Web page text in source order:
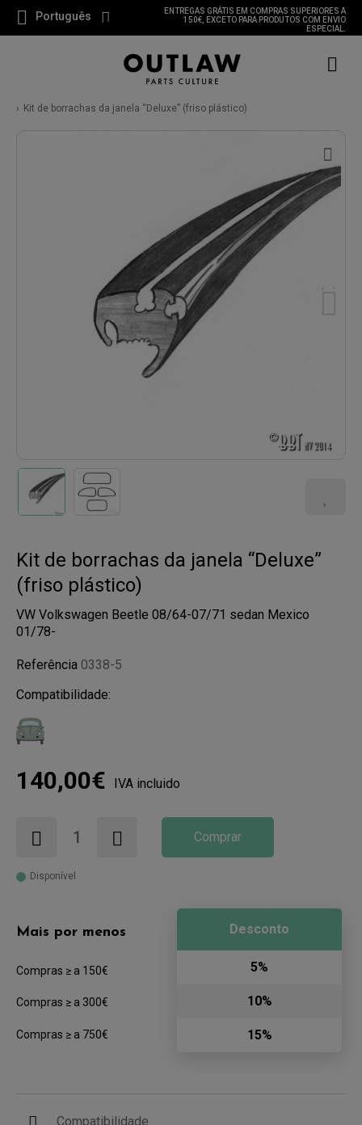
Português
ENTREGAS GRÁTIS EM COMPRAS SUPERIORES A
150€, EXCETO PARA PRODUTOS COM ENVIO
ESPECIAL.
Kit de borrachas da janela “Deluxe” (friso plástico)
Kit de borrachas da janela “Deluxe”
(friso plástico)
VW Volkswagen Beetle 08/64-07/71 sedan Mexico
01/78-
Referência 0338-5
Compatibilidade:
140,00€ IVA incluido
Comprar
Disponível
Mais por menos
Compras ≥ a 150€
Compras ≥ a 300€
Compras ≥ a 750€
Desconto
5%
10%
15%
Compatibilidade